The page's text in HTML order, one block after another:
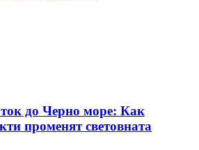
до Черно море: Как
променят световната